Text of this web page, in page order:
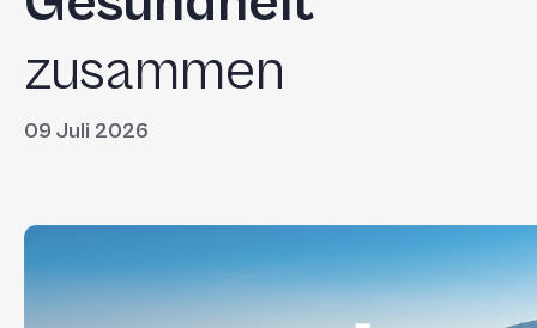
zusammen
09 Juli 2026